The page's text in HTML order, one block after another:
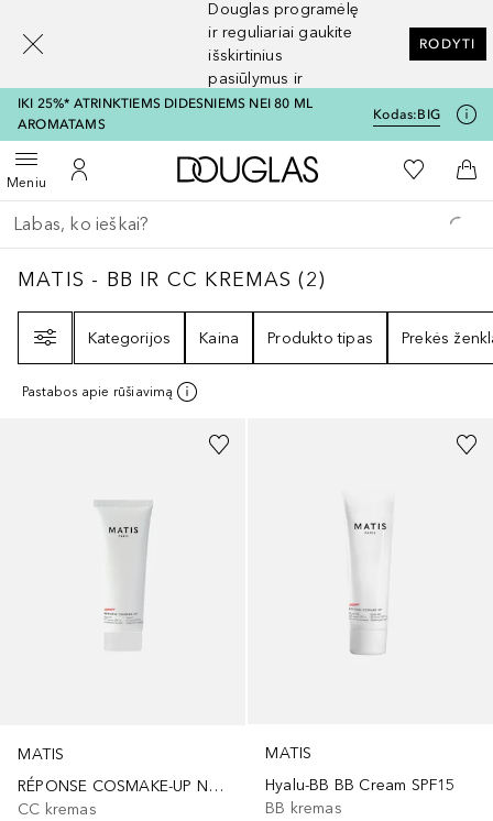
Douglas programėlę
ir reguliariai gaukite
išskirtinius
pasiūlymus ir
nuolaidas
RODYTI
IKI 25%* ATRINKTIEMS DIDESNIEMS NEI 80 ML
AROMATAMS
Kodas:BIG
MeniuAtidaryti meniuĮ mano paskyrą
Į Douglas pagrindinį
Į mano
Į
Grįžk atgal
Vykdykite paiešką
MATIS - BB IR CC KREMAS2
MATIS - BB IR CC KREMAS (2)
Kategorijos
Kaina Produkto tipas Prekės
Pastabos apie rūšiavimą
MATIS
RÉPONSE COSMAKE-UP Nutri CC Cream SPF10
CC kremas
MATIS
Hyalu-BB BB Cream SPF15
BB kremas
[navigation.slideout.screenreader]